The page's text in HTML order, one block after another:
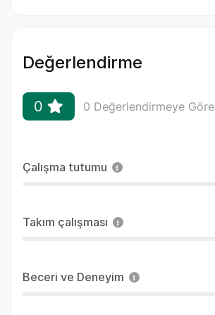
Değerlendirme
0 0 Değerlendirmeye Göre
Çalışma tutumu
Takım çalışması
Beceri ve Deneyim